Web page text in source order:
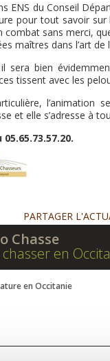
ENS du Conseil
pour tout savoir
combat sans merci,
maîtres dans l’art
sera bien
tissent avec les
l’animation
et elle s’adresse à
PARTAGER
Chasse
en
en Occitanie